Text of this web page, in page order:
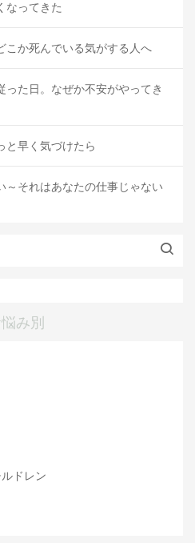
なってきた
こか死んでいる気がする人へ
た日。なぜか不安がやってき
と早く気づけたら
～それはあなたの仕事じゃない
み別
ドレン